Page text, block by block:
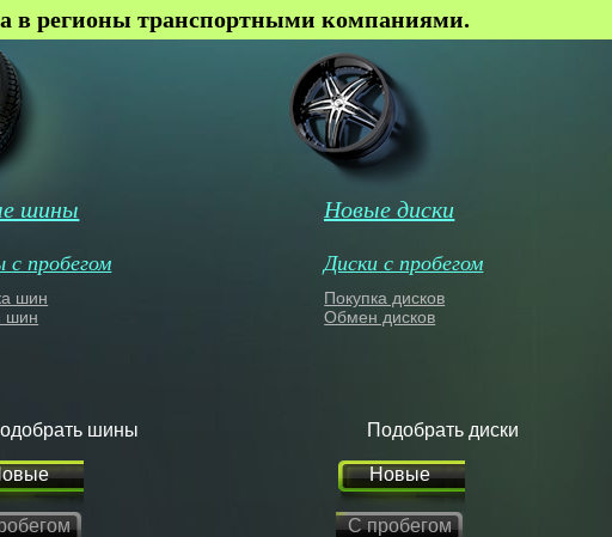
в регионы транспортными компаниями.
шины
пробегом
шин
шин
Новые диски
Диски с пробегом
Покупка дисков
Обмен дисков
шины Подобрать диски
Новые
С пробегом